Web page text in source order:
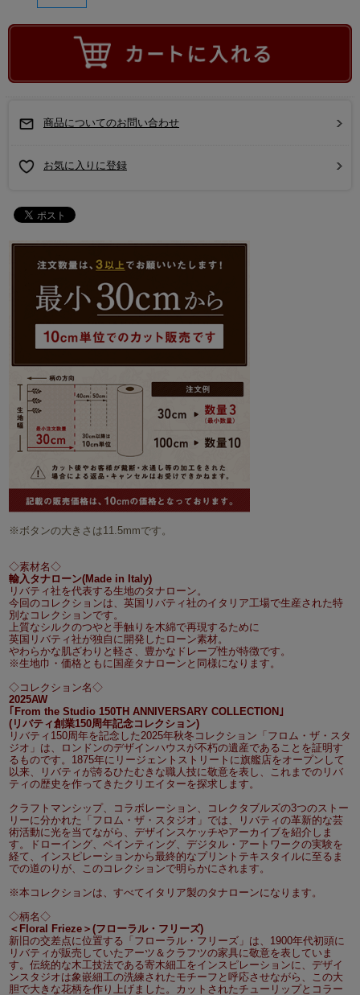
商品についてのお問い合わせ
お気に入りに登録
※ボタンの大きさは11.5mmです。
◇素材名◇
輸入タナローン(Made in Italy)
リバティ社を代表する生地のタナローン。
今回のコレクションは、英国リバティ社のイタリア工場で生産された特
別なコレクションです。
上質なシルクのつやと手触りを木綿で再現するために
英国リバティ社が独自に開発したローン素材。
やわらかな肌ざわりと軽さ、豊かなドレープ性が特徴です。
※生地巾・価格ともに国産タナローンと同様になります。
◇コレクション名◇
2025AW
｢From the Studio 150TH ANNIVERSARY COLLECTION｣
(リバティ創業150周年記念コレクション)
リバティ150周年を記念した2025年秋冬コレクション「フロム・ザ・スタ
ジオ」は、ロンドンのデザインハウスが不朽の遺産であることを証明す
るものです。1875年にリージェントストリートに旗艦店をオープンして
以来、リバティが誇るひたむきな職人技に敬意を表し、これまでのリバ
ティの歴史を作ってきたクリエイターを探求します。
クラフトマンシップ、コラボレーション、コレクタブルズの3つのストー
リーに分かれた「フロム・ザ・スタジオ」では、リバティの革新的な芸
術活動に光を当てながら、デザインスケッチやアーカイブを紹介しま
す。ドローイング、ペインティング、デジタル・アートワークの実験を
経て、インスピレーションから最終的なプリントテキスタイルに至るま
での道のりが、このコレクションで明らかにされます。
※本コレクションは、すべてイタリア製のタナローンになります。
◇柄名◇
＜Floral Frieze＞(フローラル・フリーズ)
新旧の交差点に位置する「フローラル・フリーズ」は、1900年代初頭に
リバティが販売していたアーツ＆クラフツの家具に敬意を表していま
す。伝統的な木工技法である寄木細工をインスピレーションに、デザイ
ンスタジオは象嵌細工の洗練されたモチーフと呼応させながら、この大
胆で大きな花柄を作り上げました。カットされたチューリップとコラー